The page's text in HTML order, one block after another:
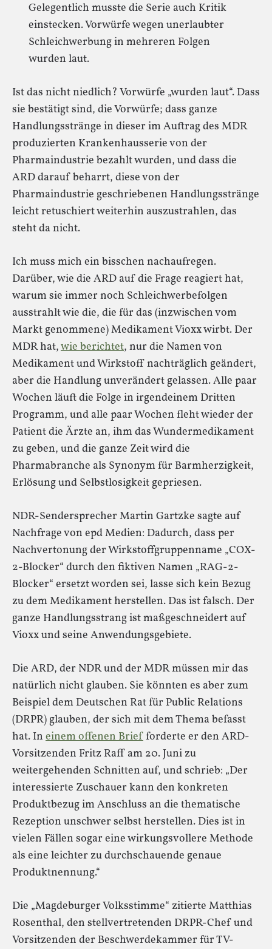
Gelegentlich musste die Serie auch Kritik
einstecken. Vorwürfe wegen unerlaubter
Schleichwerbung in mehreren Folgen
wurden laut.
Ist das nicht niedlich? Vorwürfe „wurden laut“. Dass
sie bestätigt sind, die Vorwürfe; dass ganze
Handlungsstränge in dieser im Auftrag des MDR
produzierten Krankenhausserie von der
Pharmaindustrie bezahlt wurden, und dass die
ARD darauf beharrt, diese von der
Pharmaindustrie geschriebenen Handlungsstränge
leicht retuschiert weiterhin auszustrahlen, das
steht da nicht.
Ich muss mich ein bisschen nachaufregen.
Darüber, wie die ARD auf die Frage reagiert hat,
warum sie immer noch Schleichwerbefolgen
ausstrahlt wie die, die für das (inzwischen vom
Markt genommene) Medikament Vioxx wirbt. Der
MDR hat,wie berichtet, nur die Namen von
Medikament und Wirkstoff nachträglich geändert,
aber die Handlung unverändert gelassen. Alle paar
Wochen läuft die Folge in irgendeinem Dritten
Programm, und alle paar Wochen fleht wieder der
Patient die Ärzte an, ihm das Wundermedikament
zu geben, und die ganze Zeit wird die
Pharmabranche als Synonym für Barmherzigkeit,
Erlösung und Selbstlosigkeit gepriesen.
NDR-Sendersprecher Martin Gartzke sagte auf
Nachfrage von epd Medien: Dadurch, dass per
Nachvertonung der Wirkstoffgruppenname „COX-
2-Blocker“ durch den fiktiven Namen „RAG-2-
Blocker“ ersetzt worden sei, lasse sich kein Bezug
zu dem Medikament herstellen. Das ist falsch. Der
ganze Handlungsstrang ist maßgeschneidert auf
Vioxx und seine Anwendungsgebiete.
Die ARD, der NDR und der MDR müssen mir das
natürlich nicht glauben. Sie könnten es aber zum
Beispiel dem Deutschen Rat für Public Relations
(DRPR) glauben, der sich mit dem Thema befasst
hat. In einem offenen Briefforderte er den ARD-
Vorsitzenden Fritz Raff am 20. Juni zu
weitergehenden Schnitten auf, und schrieb: „Der
interessierte Zuschauer kann den konkreten
Produktbezug im Anschluss an die thematische
Rezeption unschwer selbst herstellen. Dies ist in
vielen Fällen sogar eine wirkungsvollere Methode
als eine leichter zu durchschauende genaue
Produktnennung.“
Die „Magdeburger Volksstimme“ zitierte Matthias
Rosenthal, den stellvertretenden DRPR-Chef und
Vorsitzenden der Beschwerdekammer für TV-